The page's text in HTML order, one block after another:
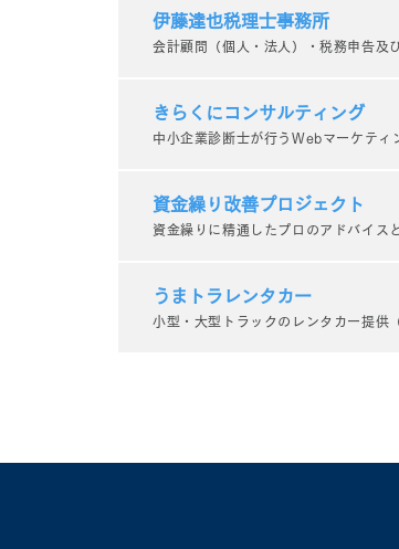
会！？
伊藤達也税理士事務所
会計顧問（個人・法人）・税務申告及
きらくにコンサルティング
中小企業診断士が行うWebマーケティ
資金繰り改善プロジェクト
資金繰りに精通したプロのアドバイス
うまトラレンタカー
小型・大型トラックのレンタカー提供